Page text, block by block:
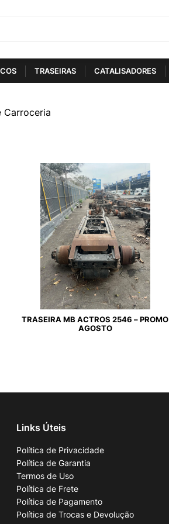
TRASEIRAS CATALISADORES
Carroceria
TRASEIRA MB ACTROS 2546 – PROMO
AGOSTO
Links Úteis
Política de Privacidade
Política de Garantia
Termos de Uso
Política de Frete
Política de Pagamento
Política de Trocas e Devolução